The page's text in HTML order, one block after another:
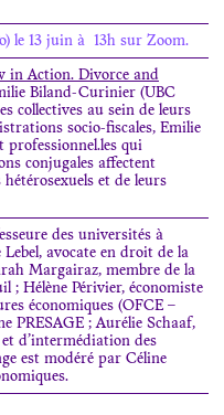
le 13 juin à 13h sur Zoom.
in Action. Divorce and
Biland-Curinier (UBC
collectives au sein de leurs
socio-fiscales, Emilie
qui
conjugales affectent
et de leurs
des universités à
avocate en droit de la
Margairaz, membre de la
; Hélène Périvier, économiste
économiques (OFCE –
PRESAGE ; Aurélie Schaaf,
d’intermédiation des
est modéré par Céline